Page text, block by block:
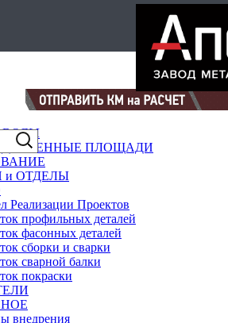
ПЛОЩАДИ
и ОТДЕЛЫ
Реализации Проектов
профильных деталей
фасонных деталей
сборки и сварки
сварной балки
покраски
внедрения